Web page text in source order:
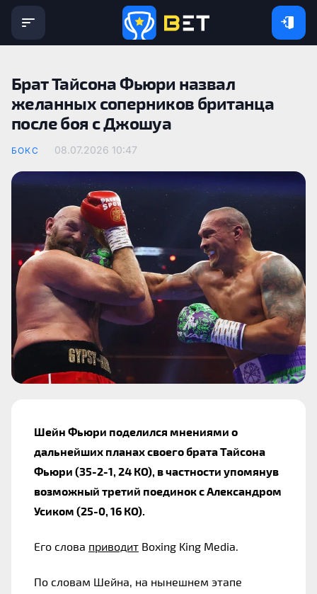
Брат Тайсона Фьюри назвал
желанных соперников британца
после боя с Джошуа
БОКС 08.07.2026 10:47
Шейн Фьюри поделился мнениями о
дальнейших планах своего брата Тайсона
Фьюри (35-2-1, 24 КО), в частности упомянув
возможный третий поединок с Александром
Усиком (25-0, 16 КО).
Его слова приводит Boxing King Media.
По словам Шейна, на нынешнем этапе